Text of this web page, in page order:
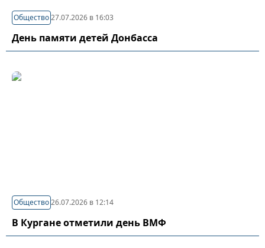
Общество27.07.2026 в 16:03
День памяти детей Донбасса
Общество26.07.2026 в 12:14
В Кургане отметили день ВМФ